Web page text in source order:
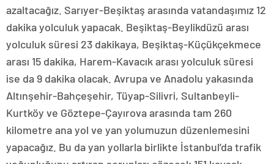
azaltacağız. Sarıyer-Beşiktaş arasında vatandaşımız 12
dakika yolculuk yapacak. Beşiktaş-Beylikdüzü arası
yolculuk süresi 23 dakikaya, Beşiktaş-Küçükçekmece
arası 15 dakika, Harem-Kavacık arası yolculuk süresi
ise da 9 dakika olacak. Avrupa ve Anadolu yakasında
Altınşehir-Bahçeşehir, Tüyap-Silivri, Sultanbeyli-
Kurtköy ve Göztepe-Çayırova arasında tam 260
kilometre ana yol ve yan yolumuzun düzenlemesini
yapacağız. Bu da yan yollarla birlikte İstanbul’da trafik